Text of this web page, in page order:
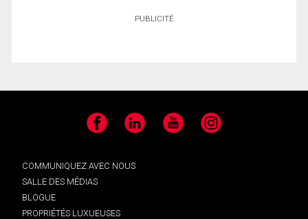
PUBLICITÉ
Facebook LinkedIn YouTube Instagram
COMMUNIQUEZ AVEC NOUS
SALLE DES MÉDIAS
BLOGUE
PROPRIÉTÉS LUXUEUSES